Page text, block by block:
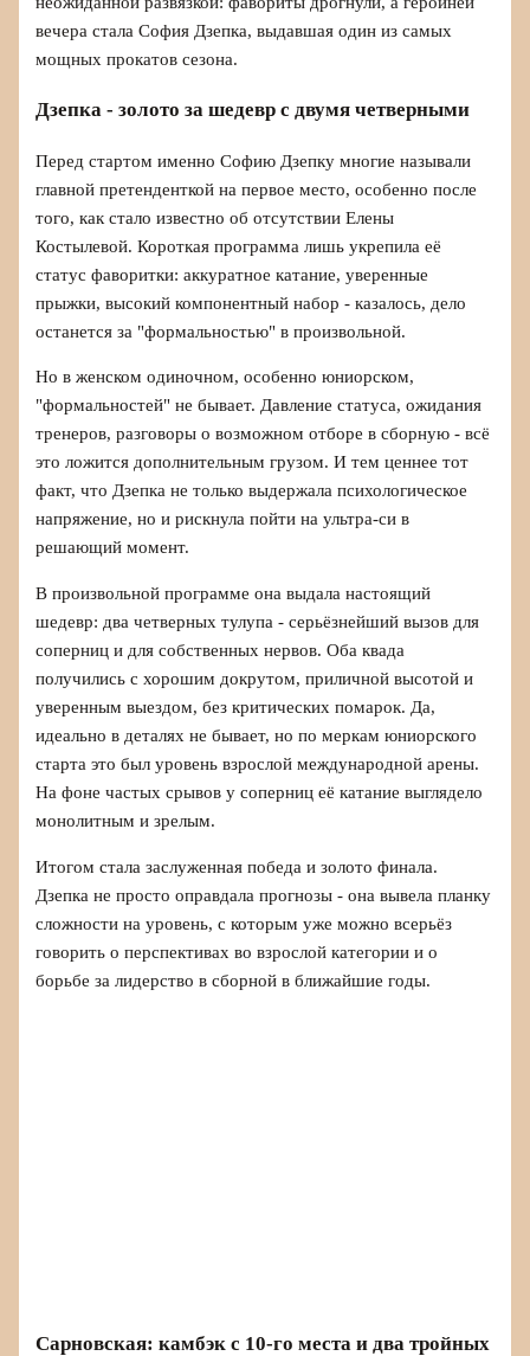
вечера стала София Дзепка, выдавшая один из самых
мощных прокатов сезона.
Дзепка - золото за шедевр с двумя четверными
Перед стартом именно Софию Дзепку многие называли
главной претенденткой на первое место, особенно после
того, как стало известно об отсутствии Елены
Костылевой. Короткая программа лишь укрепила её
статус фаворитки: аккуратное катание, уверенные
прыжки, высокий компонентный набор - казалось, дело
останется за "формальностью" в произвольной.
Но в женском одиночном, особенно юниорском,
"формальностей" не бывает. Давление статуса, ожидания
тренеров, разговоры о возможном отборе в сборную - всё
это ложится дополнительным грузом. И тем ценнее тот
факт, что Дзепка не только выдержала психологическое
напряжение, но и рискнула пойти на ультра-си в
решающий момент.
В произвольной программе она выдала настоящий
шедевр: два четверных тулупа - серьёзнейший вызов для
соперниц и для собственных нервов. Оба квада
получились с хорошим докрутом, приличной высотой и
уверенным выездом, без критических помарок. Да,
идеально в деталях не бывает, но по меркам юниорского
старта это был уровень взрослой международной арены.
На фоне частых срывов у соперниц её катание выглядело
монолитным и зрелым.
Итогом стала заслуженная победа и золото финала.
Дзепка не просто оправдала прогнозы - она вывела планку
сложности на уровень, с которым уже можно всерьёз
говорить о перспективах во взрослой категории и о
борьбе за лидерство в сборной в ближайшие годы.
Сарновская: камбэк с 10-го места и два тройных